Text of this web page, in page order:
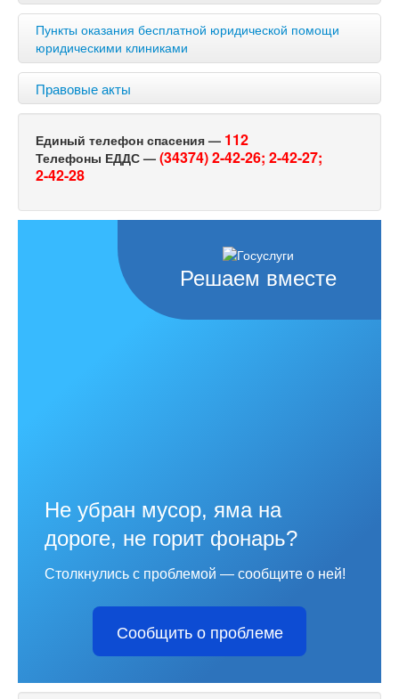
Пункты оказания бесплатной юридической помощи
юридическими клиниками
Правовые акты
Единый телефон спасения — 112
Телефоны ЕДДС — (34374) 2-42-26; 2-42-27;
2-42-28
Решаем вместе
Не убран мусор, яма на
дороге, не горит фонарь?
Столкнулись с проблемой — сообщите о ней!
Сообщить о проблеме